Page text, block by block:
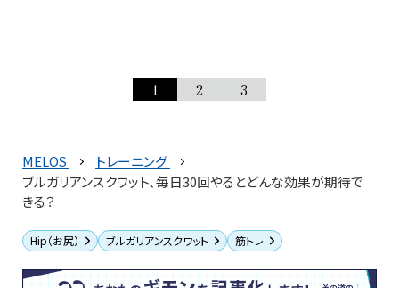
1 2 3
MELOS
トレーニング
ブルガリアンスクワット、毎日30回やるとどんな効果が期待で
きる？
Hip（お尻） ブルガリアンスクワット 筋トレ